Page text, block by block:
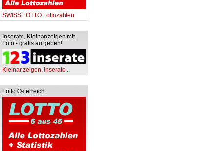
SWISS LOTTO Lottozahlen
Inserate, Kleinanzeigen mit
Foto - gratis aufgeben!
Kleinanzeigen, Inserate...
Lotto Österreich